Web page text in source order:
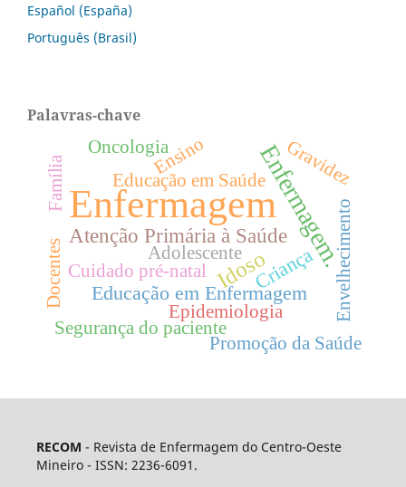
Español (España)
Português (Brasil)
Palavras-chave
EnfermagemEnfermagem.
Idoso
Atenção Primária à Saúde
Criança
Educação em Enfermagem
Cuidado pré-natal
Educação em Saúde
Envelhecimento
Adolescente
Família Ensino
Epidemiologia
Segurança do paciente
Promoção da Saúde
Oncologia
Docentes
Gravidez
RECOM - Revista de Enfermagem do Centro-Oeste
Mineiro - ISSN: 2236-6091.